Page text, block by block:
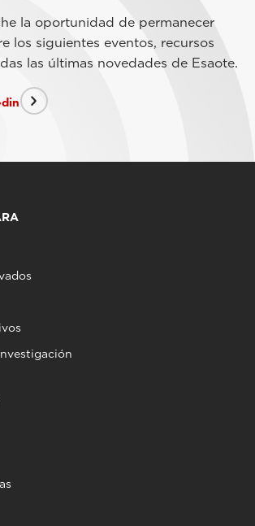
la oportunidad de permanecer
los siguientes eventos, recursos
las últimas novedades de Esaote.